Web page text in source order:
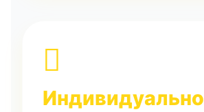
Индивидуально